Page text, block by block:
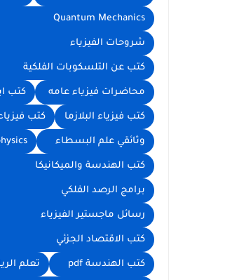
Quantum Mechanics
شروحات الفيزياء
كتب عن التلسكوبات الفلكية
محاضرات فيزياء عامه كتب
كتب فيزياء البلازما كتب
وثائقي علم البسطاء
كتب الهندسة والميكانيكا
برامج الرصد الفلكي
رسائل ماجستير الفيزياء
كتب الاقتصاد الجزئي
كتب الهندسة pdf تعلم